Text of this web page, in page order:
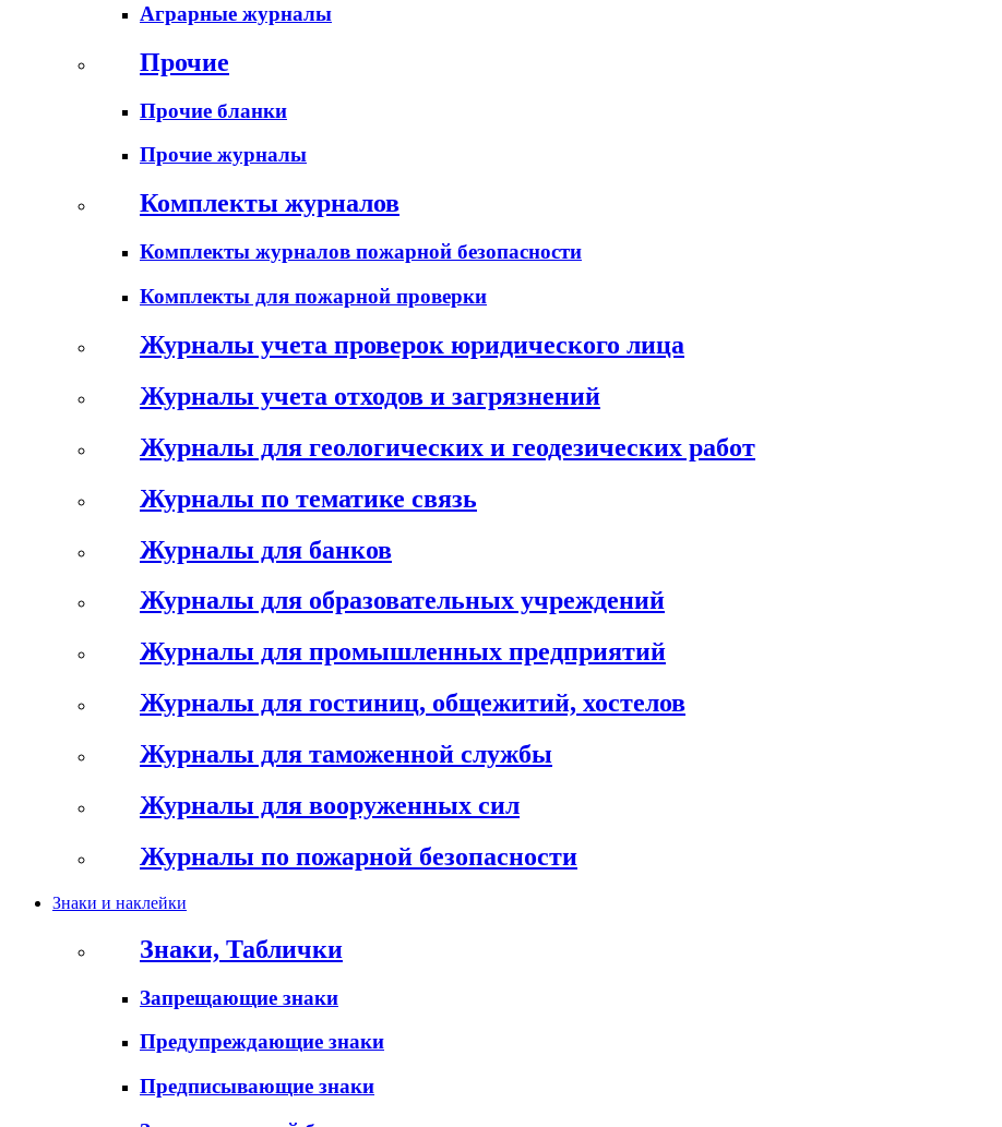
Аграрные журналы
Прочие
Прочие бланки
Прочие журналы
Комплекты журналов
Комплекты журналов пожарной безопасности
Комплекты для пожарной проверки
Журналы учета проверок юридического лица
Журналы учета отходов и загрязнений
Журналы для геологических и геодезических работ
Журналы по тематике связь
Журналы для банков
Журналы для образовательных учреждений
Журналы для промышленных предприятий
Журналы для гостиниц, общежитий, хостелов
Журналы для таможенной службы
Журналы для вооруженных сил
Журналы по пожарной безопасности
Знаки и наклейки
Знаки, Таблички
Запрещающие знаки
Предупреждающие знаки
Предписывающие знаки